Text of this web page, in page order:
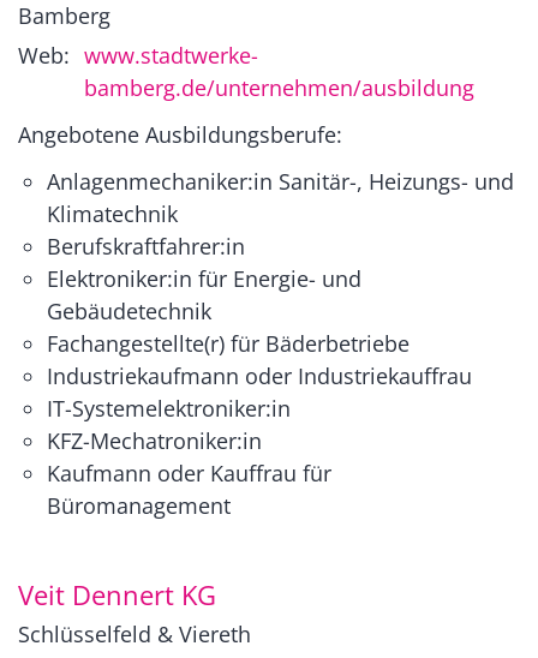
Bamberg
Web: www.stadtwerke-
bamberg.de/unternehmen/ausbildung
Angebotene Ausbildungsberufe:
Anlagenmechaniker:in Sanitär-, Heizungs- und
Klimatechnik
Berufskraftfahrer:in
Elektroniker:in für Energie- und
Gebäudetechnik
Fachangestellte(r) für Bäderbetriebe
Industriekaufmann oder Industriekauffrau
IT-Systemelektroniker:in
KFZ-Mechatroniker:in
Kaufmann oder Kauffrau für
Büromanagement
Veit Dennert KG
Schlüsselfeld & Viereth